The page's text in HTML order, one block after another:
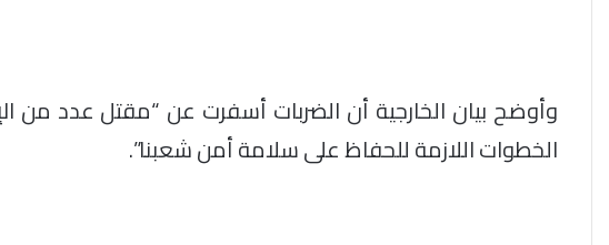
وأوضح بيان الخارجية أن الضربات أسفرت عن “مقتل عدد من
الخطوات اللازمة للحفاظ على سلامة أمن شعبنا”.